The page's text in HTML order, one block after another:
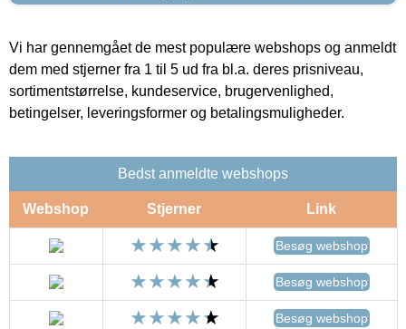
Vi har gennemgået de mest populære webshops og anmeldt
dem med stjerner fra 1 til 5 ud fra bl.a. deres prisniveau,
sortimentstørrelse, kundeservice, brugervenlighed,
betingelser, leveringsformer og betalingsmuligheder.
Bedst anmeldte webshops
Webshop Stjerner Link
Besøg webshop
Besøg webshop
Besøg webshop